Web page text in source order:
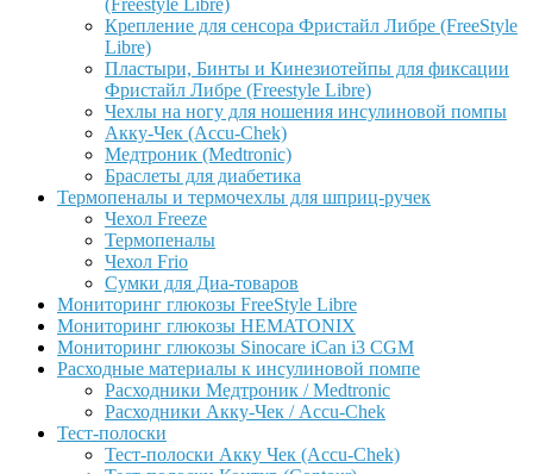
(Freestyle Libre)
Крепление для сенсора Фристайл Либре (FreeStyle
Libre)
Пластыри, Бинты и Кинезиотейпы для фиксации
Фристайл Либре (Freestyle Libre)
Чехлы на ногу для ношения инсулиновой помпы
Акку-Чек (Accu-Chek)
Медтроник (Medtronic)
Браслеты для диабетика
Термопеналы и термочехлы для шприц-ручек
Чехол Freeze
Термопеналы
Чехол Frio
Сумки для Диа-товаров
Мониторинг глюкозы FreeStyle Libre
Мониторинг глюкозы HEMATONIX
Мониторинг глюкозы Sinocare iCan i3 CGM
Расходные материалы к инсулиновой помпе
Расходники Медтроник / Medtronic
Расходники Акку-Чек / Accu-Chek
Тест-полоски
Тест-полоски Акку Чек (Accu-Chek)